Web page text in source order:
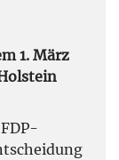
1. März